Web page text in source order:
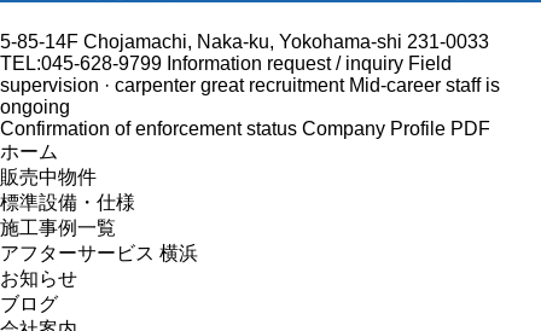
5-85-14F Chojamachi, Naka-ku, Yokohama-shi 231-0033
TEL:045-628-9799 Information request / inquiry Field
supervision · carpenter great recruitment Mid-career staff is
ongoing
Confirmation of enforcement status Company Profile PDF
ホーム
販売中物件
標準設備・仕様
施工事例一覧
アフターサービス 横浜
お知らせ
ブログ